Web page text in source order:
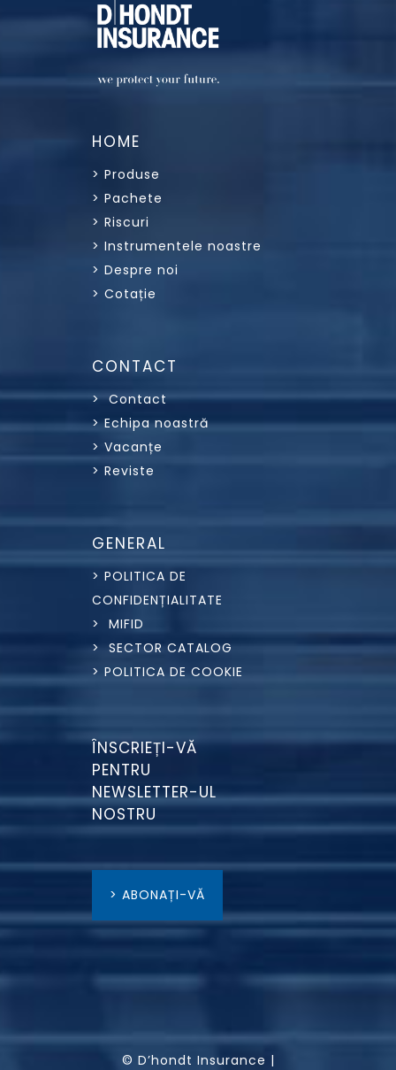
HOME
> Produse
> Pachete
> Riscuri
> Instrumentele noastre
> Despre noi
> Cotație
CONTACT
> Contact
> Echipa noastră
> Vacanțe
> Reviste
GENERAL
> POLITICA DE
CONFIDENȚIALITATE
> MIFID
> SECTOR CATALOG
> POLITICA DE COOKIE
ÎNSCRIEȚI-VĂ
PENTRU
NEWSLETTER-UL
NOSTRU
> ABONAȚI-VĂ
© D’hondt Insurance |